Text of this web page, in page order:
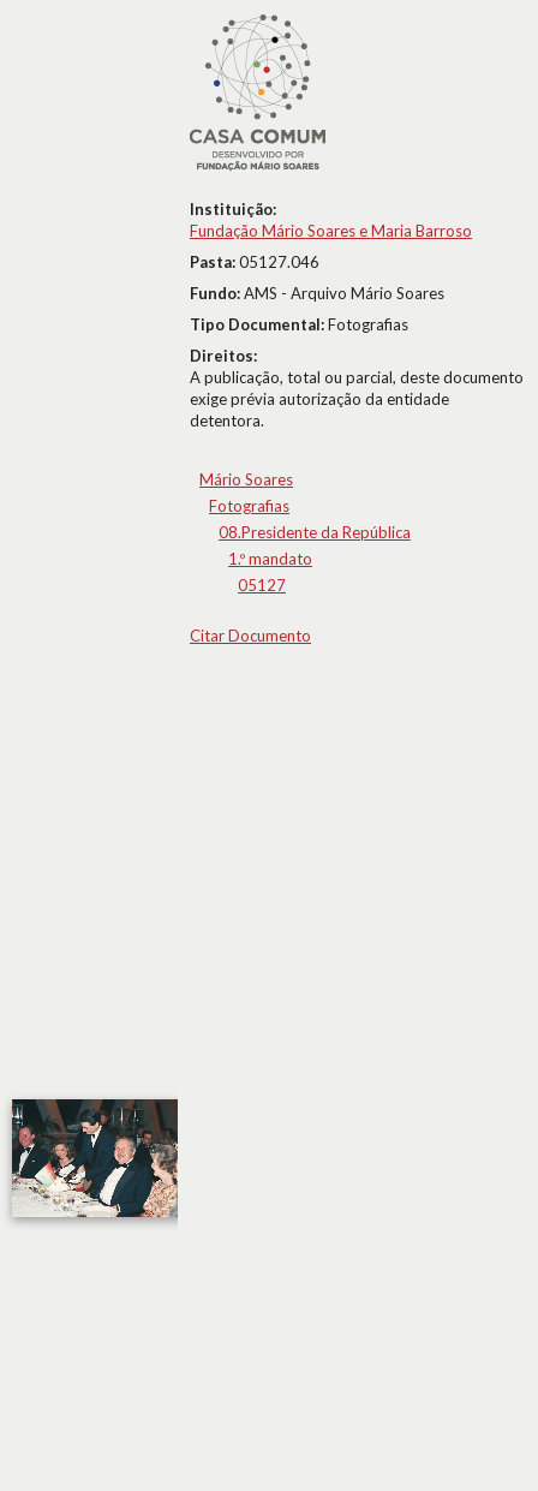
Instituição:
Fundação Mário Soares e Maria Barroso
Pasta:05127.046
Fundo:AMS - Arquivo Mário Soares
Tipo Documental:Fotografias
Direitos:
A publicação, total ou parcial, deste documento
exige prévia autorização da entidade
detentora.
Mário Soares
Fotografias
08.Presidente da República
1.º mandato
05127
Citar Documento